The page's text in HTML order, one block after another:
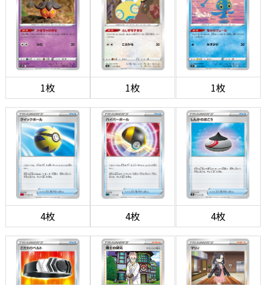
1枚 1枚 1枚
4枚 4枚 4枚